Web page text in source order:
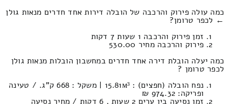
כמה עולה פירוק והרכבה של הובלה דירות אחד חדרים מנאות גולן
← לכפר טרומן?
זמן פירוק והרכבה 1 שעות 7 דקות
פירוק והרכבה מחיר 530.00
כמה יעלה הובלת דירה אחד חדרים במחשבון הובלות מנאות גולן
לכפר טרומן ?
נפח הובלה (חפצים) : 15.81м³ | משקל : 668 ק”ג. / טעינה
ופריקה: 974.32 ₪
זמן נסיעה בין ערים 2 שעות , 6 דקות / מחיר נסיעה